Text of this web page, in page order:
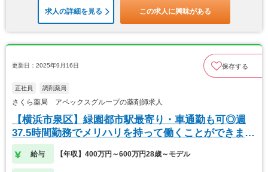
求人の詳細を見る この求人に興味がある
更新日：2025年9月16日 保存する
正社員 調剤薬局
さくら薬局 アペックスグループの薬剤師求人
【横浜市泉区】緑園都市駅最寄り・車通勤も可◎週
37.5時間勤務でメリハリを持って働くことができま
す！
給与 【年収】400万円～600万円28歳～モデル